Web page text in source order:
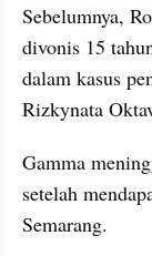
Sebelumnya,
divonis 15
dalam kasus
Rizkynata
Gamma
setelah
Semarang.